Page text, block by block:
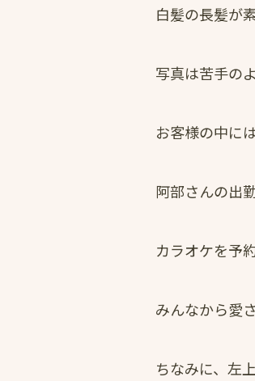
白髪の長髪が
写真は苦手の
お客様の中には
阿部さんの出
カラオケを予
みんなから愛
ちなみに、左